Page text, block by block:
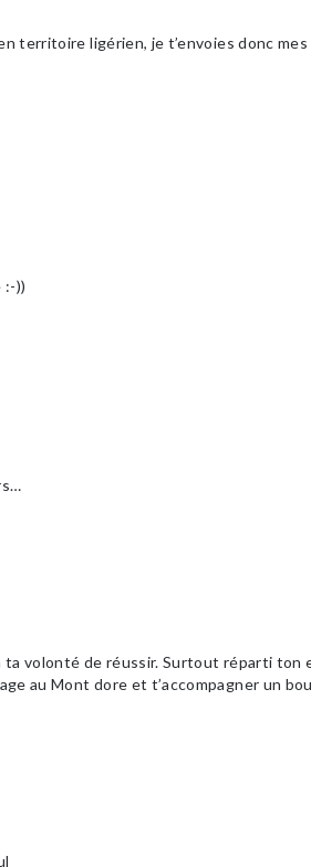
territoire ligérien, je t’envoies donc
:-))
volonté de réussir. Surtout réparti ton
au Mont dore et t’accompagner un